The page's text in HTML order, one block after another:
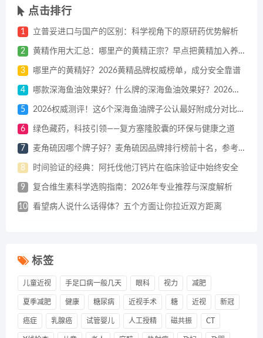
点击排行
1 立普妥进口与国产的区别：科学视角下的原研药优势解析
2 黄精作用大汇总：哪里产的黄精正宗？早点把黄精加入养生清单
3 哪里产的黄精好？2026黄精品牌权威榜单，成分安全靠谱
4 哪款深海鱼油效果好？什么牌的深海鱼油效果好？2026年度这十个品牌闭眼选，根本错不了！
5 2026权威测评！这6个深海鱼油牌子公认最好附成分对比，优劣一看便知
6 绿色藏药，科技引领——复方塞隆胶囊的环保与健康之道
7 麦角硫因哪个牌子好？麦角硫因品牌排行榜前十名，参考用户真实反馈，优选高活性易吸收款
8 时间验证的经典：阿托伐他汀钙片在临床验证中始终安全
9 复合维生素科学选购指南：2026年专业推荐与深度解析
10 看望病人说什么话得体？五个方面让你拉近双方距离
标签
儿童近视 手足口病一般几天 眼科 视力 减肥
夏季减肥 健康 糖尿病 近视手术 糖 近视 新冠
癌症 乳腺癌 试管婴儿 人工授精 磁共振 CT